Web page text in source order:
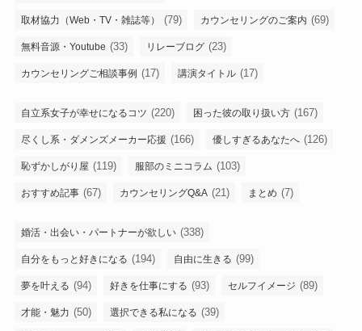
取材協力（Web・TV・雑誌等） (79) カウンセリングのご案内 (69)
無料音源・Youtube (33) リレーブログ (23)
カウンセリングご相談事例 (17) 講演タイトル (17)
自立系女子が幸せになるコツ (220) 困った彼の取り扱い方 (167)
尽くし系・ダメンズメーカー応援 (166) 優しすぎるあなたへ (126)
恥ずかしがり屋 (119) 服部のミニコラム (103)
おすすめ記事 (67) カウンセリングQ&A (21) まとめ (7)
婚活・出会い・パートナーが欲しい (338)
自分をもっと好きになる (194) 自由に生きる (99)
夢を叶える (94) 好きを仕事にする (93) セルフイメージ (89)
才能・魅力 (50) 選択できる私になる (39)